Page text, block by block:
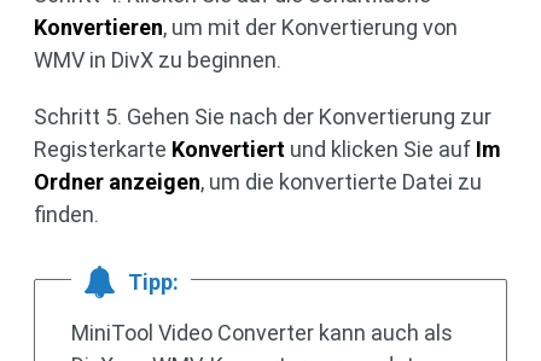
Konvertieren, um mit der Konvertierung von
WMV in DivX zu beginnen.
Schritt 5. Gehen Sie nach der Konvertierung zur
Registerkarte Konvertiert und klicken Sie auf Im
Ordner anzeigen, um die konvertierte Datei zu
finden.
Tipp:
MiniTool Video Converter kann auch als